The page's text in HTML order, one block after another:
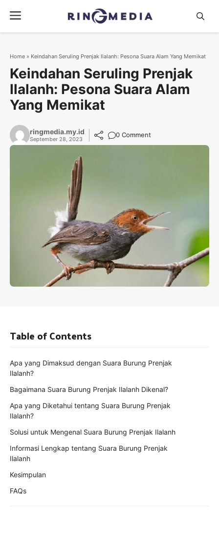
isi
Menu
Home » Keindahan Seruling Prenjak Ilalanh: Pesona Suara Alam Yang Memikat
Keindahan Seruling Prenjak
Ilalanh: Pesona Suara Alam
Yang Memikat
ringmedia.my.id
September 28, 2023
0 Comment
Table of Contents
Apa yang Dimaksud dengan Suara Burung Prenjak
Ilalanh?
Bagaimana Suara Burung Prenjak Ilalanh Dikenal?
Apa yang Diketahui tentang Suara Burung Prenjak
Ilalanh?
Solusi untuk Mengenal Suara Burung Prenjak Ilalanh
Informasi Lengkap tentang Suara Burung Prenjak
Ilalanh
Kesimpulan
FAQs